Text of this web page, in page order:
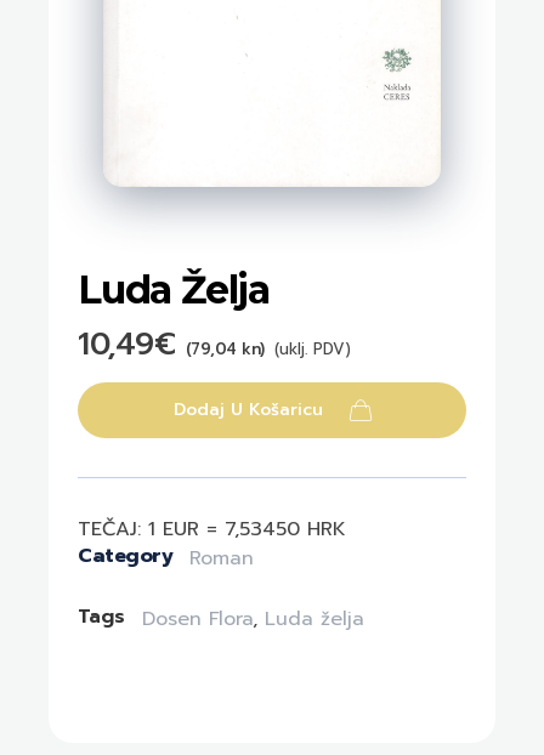
Luda Želja
10,49€ (79,04 kn) (uklj. PDV)
Dodaj U Košaricu
TEČAJ: 1 EUR = 7,53450 HRK
Category
Roman
Tags
Dosen Flora, Luda želja